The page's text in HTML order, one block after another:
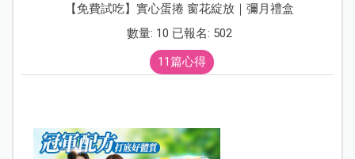
【免費試吃】實心蛋捲 窗花綻放｜彌月禮盒
數量: 10 已報名: 502
11篇心得